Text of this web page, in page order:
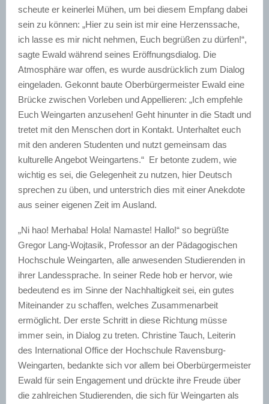
scheute er keinerlei Mühen, um bei diesem Empfang dabei
sein zu können: „Hier zu sein ist mir eine Herzenssache,
ich lasse es mir nicht nehmen, Euch begrüßen zu dürfen!“,
sagte Ewald während seines Eröffnungsdialog. Die
Atmosphäre war offen, es wurde ausdrücklich zum Dialog
eingeladen. Gekonnt baute Oberbürgermeister Ewald eine
Brücke zwischen Vorleben und Appellieren: „Ich empfehle
Euch Weingarten anzusehen! Geht hinunter in die Stadt und
tretet mit den Menschen dort in Kontakt. Unterhaltet euch
mit den anderen Studenten und nutzt gemeinsam das
kulturelle Angebot Weingartens.“ Er betonte zudem, wie
wichtig es sei, die Gelegenheit zu nutzen, hier Deutsch
sprechen zu üben, und unterstrich dies mit einer Anekdote
aus seiner eigenen Zeit im Ausland.
„Ni hao! Merhaba! Hola! Namaste! Hallo!“ so begrüßte
Gregor Lang-Wojtasik, Professor an der Pädagogischen
Hochschule Weingarten, alle anwesenden Studierenden in
ihrer Landessprache. In seiner Rede hob er hervor, wie
bedeutend es im Sinne der Nachhaltigkeit sei, ein gutes
Miteinander zu schaffen, welches Zusammenarbeit
ermöglicht. Der erste Schritt in diese Richtung müsse
immer sein, in Dialog zu treten. Christine Tauch, Leiterin
des International Office der Hochschule Ravensburg-
Weingarten, bedankte sich vor allem bei Oberbürgermeister
Ewald für sein Engagement und drückte ihre Freude über
die zahlreichen Studierenden, die sich für Weingarten als